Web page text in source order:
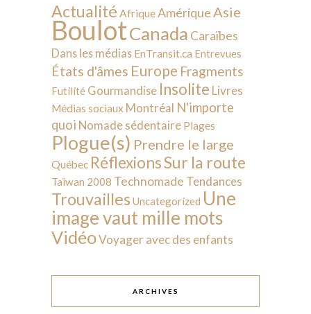
Actualité AfriqueAmérique Asie
BoulotCanada Caraïbes
Dans les médias EnTransit.ca Entrevues
États d'âmes Europe Fragments
Futilité Gourmandise Insolite Livres
Médias sociaux Montréal N'importe
quoi Nomade sédentaire Plages
Plogue(s) Prendre le large
Québec RéflexionsSur la route
Taïwan 2008 Technomade Tendances
Trouvailles Uncategorized Une
image vaut mille mots
VidéoVoyager avec des enfants
ARCHIVES